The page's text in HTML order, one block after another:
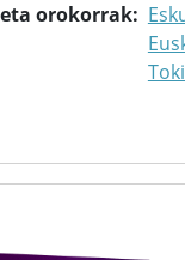
orokorrak